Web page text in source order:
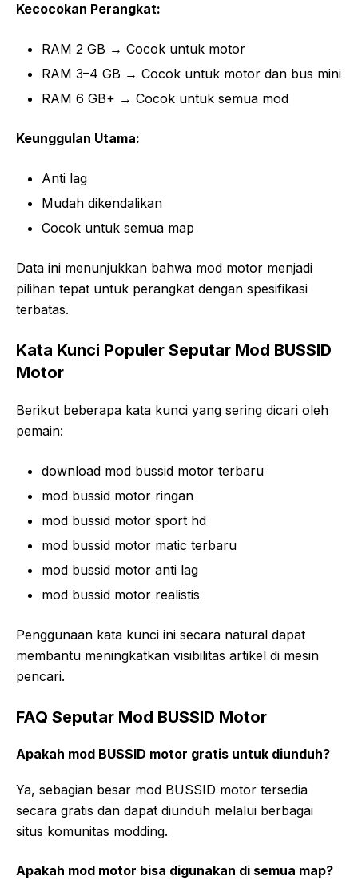
Kecocokan Perangkat:
RAM 2 GB → Cocok untuk motor
RAM 3–4 GB → Cocok untuk motor dan bus mini
RAM 6 GB+ → Cocok untuk semua mod
Keunggulan Utama:
Anti lag
Mudah dikendalikan
Cocok untuk semua map
Data ini menunjukkan bahwa mod motor menjadi
pilihan tepat untuk perangkat dengan spesifikasi
terbatas.
Kata Kunci Populer Seputar Mod BUSSID
Motor
Berikut beberapa kata kunci yang sering dicari oleh
pemain:
download mod bussid motor terbaru
mod bussid motor ringan
mod bussid motor sport hd
mod bussid motor matic terbaru
mod bussid motor anti lag
mod bussid motor realistis
Penggunaan kata kunci ini secara natural dapat
membantu meningkatkan visibilitas artikel di mesin
pencari.
FAQ Seputar Mod BUSSID Motor
Apakah mod BUSSID motor gratis untuk diunduh?
Ya, sebagian besar mod BUSSID motor tersedia
secara gratis dan dapat diunduh melalui berbagai
situs komunitas modding.
Apakah mod motor bisa digunakan di semua map?